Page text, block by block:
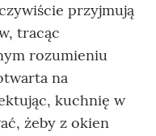
przyjmują
tracąc
rozumieniu
na
kuchnię w
żeby z okien